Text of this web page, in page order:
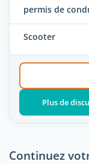
permis de
Scooter
Plus de
Continuez